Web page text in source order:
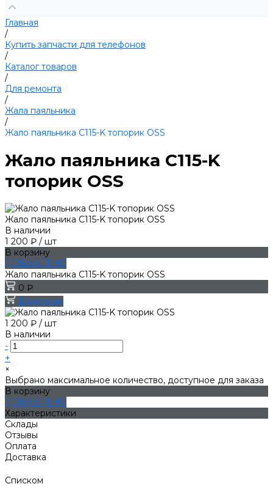
Главная
/
Купить запчасти для телефонов
/
Каталог товаров
/
Для ремонта
/
Жала паяльника
/
Жало паяльника C115-K топорик OSS
Жало паяльника C115-K
топорик OSS
Жало паяльника C115-K топорик OSS
В наличии
1 200 ₽ / шт
В корзину
ДОБАВЛЕНО
Жало паяльника C115-K топорик OSS
0 ₽
В корзину
1 200 ₽ / шт
В наличии
-
+
×
Выбрано максимальное количество, доступное для заказа
В корзину
ДОБАВЛЕНО
Характеристики
Склады
Отзывы
Оплата
Доставка
Списком